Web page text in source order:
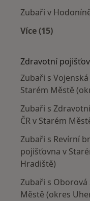
Zubaři v
Více (15)
Zdravotní
Zubaři s
Starém Městě
Zubaři s
ČR v Starém
Zubaři s Revírní
pojišťovna v
Hradiště)
Zubaři s
Městě (okres